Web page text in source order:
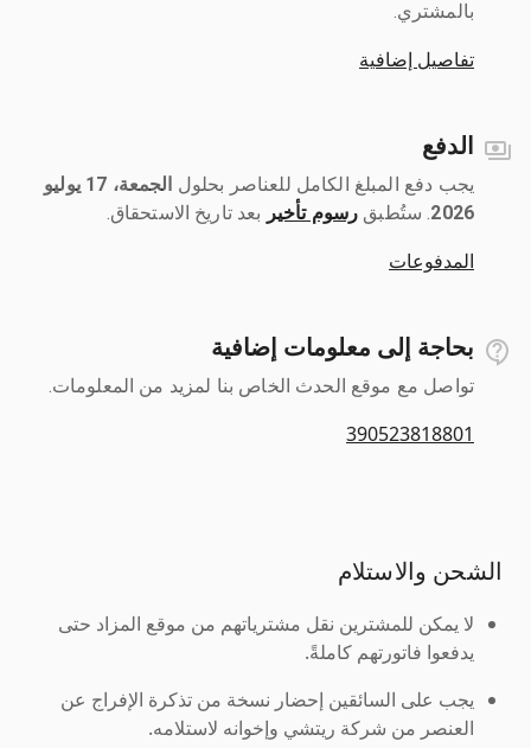
بالمشتري.
تفاصيل إضافية
الدفع
يجب دفع المبلغ الكامل للعناصر بحلول ‎
الجمعة، 17 يوليو
2026
رسوم تأخير بعد تاريخ الاستحقاق.
المدفوعات
بحاجة إلى معلومات إضافية
تواصل مع موقع الحدث الخاص بنا لمزيد من المعلومات.
390523818801
الشحن والاستلام
لا يمكن للمشترين نقل مشترياتهم من موقع المزاد حتى
يدفعوا فاتورتهم كاملةً.
يجب على السائقين إحضار نسخة من تذكرة الإفراج عن
العنصر من شركة ريتشي وإخوانه لاستلامه.